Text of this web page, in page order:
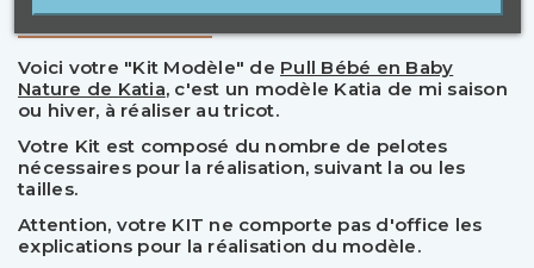
Voici votre "Kit Modèle" de Pull Bébé en Baby
Nature de Katia, c'est un modèle Katia de mi saison
ou hiver, à réaliser au tricot.
Votre Kit est composé du nombre de pelotes
nécessaires pour la réalisation, suivant la ou les
tailles.
Attention, votre KIT ne comporte pas d'office les
explications pour la réalisation du modèle.